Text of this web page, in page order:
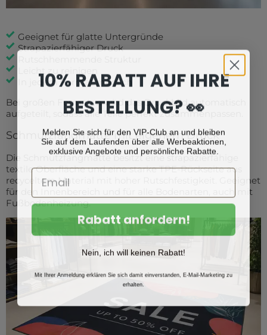
Geeignet für glatte Untergründe
Strapazierfähiger Druck
In jedem Format möglich
Bei großen Formaten wird das Druckbild automatisch
aufgeteilt, sodass alle Teile perfekt zusammenpassen.
Schmutzfangmatte mit eigenem Druck
Die Schmutzfangmatte besitzt eine strapazierfähige
textile Oberfläche und eine starke TPE-Rückseite aus
recyceltem Material mit hoher Rutschfestigkeit. Geeignet
für den Innenbereich und für alle Bodenarten, auch mit
Fußbodenheizung.
10% RABATT AUF IHRE
BESTELLUNG? 👀
Melden Sie sich für den VIP-Club an und bleiben
Sie auf dem Laufenden über alle Werbeaktionen,
exklusive Angebote und persönliche Rabatte.
Rabatt anfordern!
Nein, ich will keinen Rabatt!
Mit Ihrer Anmeldung erklären Sie sich damit einverstanden, E-Mail-Marketing zu
erhalten.